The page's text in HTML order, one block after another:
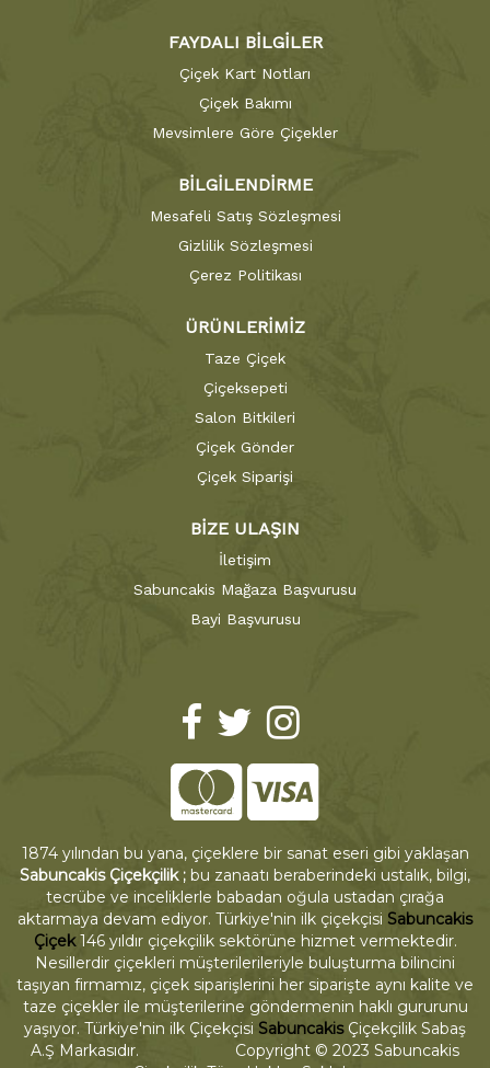
FAYDALI BİLGİLER
Çiçek Kart Notları
Çiçek Bakımı
Mevsimlere Göre Çiçekler
BİLGİLENDİRME
Mesafeli Satış Sözleşmesi
Gizlilik Sözleşmesi
Çerez Politikası
ÜRÜNLERİMİZ
Taze Çiçek
Çiçeksepeti
Salon Bitkileri
Çiçek Gönder
Çiçek Siparişi
BİZE ULAŞIN
İletişim
Sabuncakis Mağaza Başvurusu
Bayi Başvurusu
1874 yılından bu yana, çiçeklere bir sanat eseri gibi yaklaşan
Sabuncakis Çiçekçilik ; bu zanaatı beraberindeki ustalık, bilgi,
tecrübe ve inceliklerle babadan oğula ustadan çırağa
aktarmaya devam ediyor. Türkiye'nin ilk çiçekçisi Sabuncakis
Çiçek146 yıldır çiçekçilik sektörüne hizmet vermektedir.
Nesillerdir çiçekleri müşterilerileriyle buluşturma bilincini
taşıyan firmamız, çiçek siparişlerini her siparişte aynı kalite ve
taze çiçekler ile müşterilerine göndermenin haklı gururunu
yaşıyor. Türkiye'nin ilk Çiçekçisi SabuncakisÇiçekçilik Sabaş
A.Ş Markasıdır. Copyright © 2023 Sabuncakis